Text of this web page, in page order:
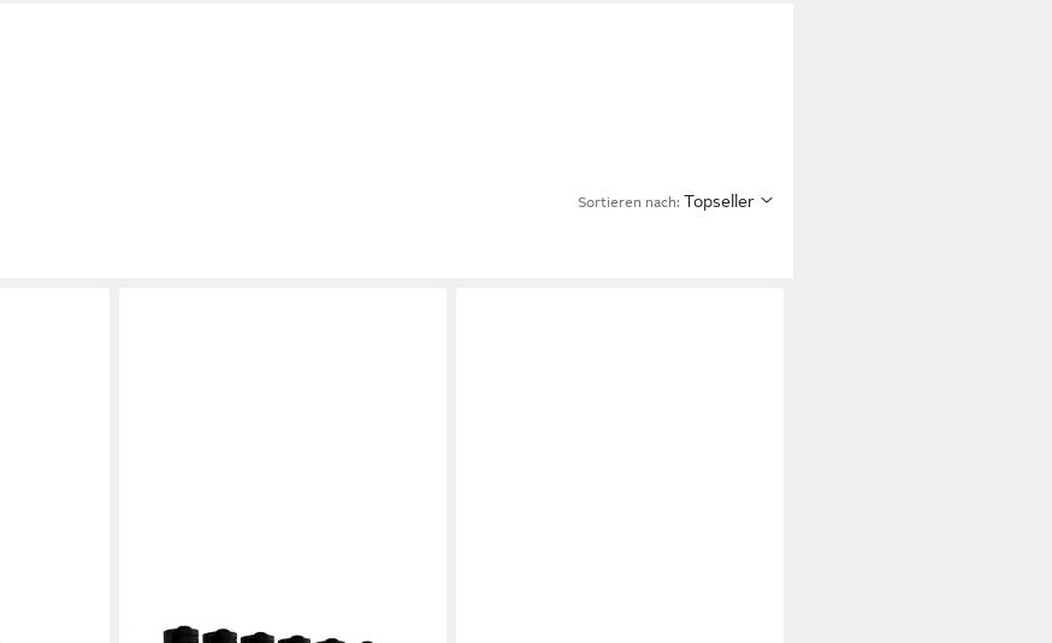
Sortieren nach: Topseller